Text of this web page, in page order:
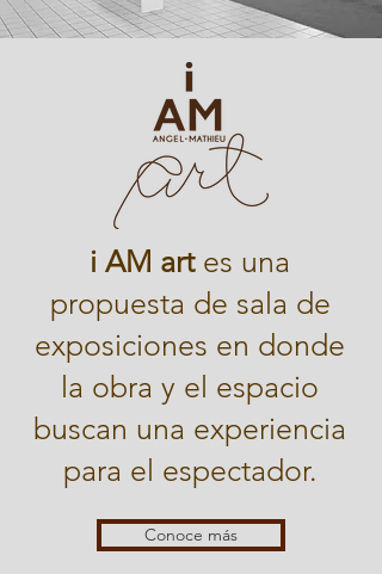
i AM art es una
propuesta de sala de
exposiciones en donde
la obra y el espacio
buscan una experiencia
para el espectador.
Conoce más